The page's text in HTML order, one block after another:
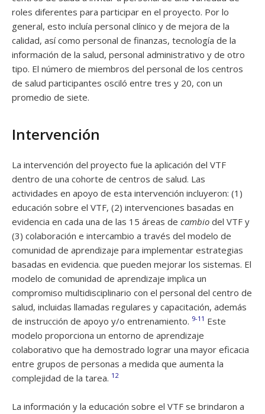
roles diferentes para participar en el proyecto. Por lo
general, esto incluía personal clínico y de mejora de la
calidad, así como personal de finanzas, tecnología de la
información de la salud, personal administrativo y de otro
tipo. El número de miembros del personal de los centros
de salud participantes osciló entre tres y 20, con un
promedio de siete.
Intervención
La intervención del proyecto fue la aplicación del VTF
dentro de una cohorte de centros de salud. Las
actividades en apoyo de esta intervención incluyeron: (1)
educación sobre el VTF, (2) intervenciones basadas en
evidencia en cada una de las 15 áreas de cambio del VTF y
(3) colaboración e intercambio a través del modelo de
comunidad de aprendizaje para implementar estrategias
basadas en evidencia. que pueden mejorar los sistemas. El
modelo de comunidad de aprendizaje implica un
compromiso multidisciplinario con el personal del centro de
salud, incluidas llamadas regulares y capacitación, además
de instrucción de apoyo y/o entrenamiento. 9-11 Este
modelo proporciona un entorno de aprendizaje
colaborativo que ha demostrado lograr una mayor eficacia
entre grupos de personas a medida que aumenta la
complejidad de la tarea. 12
La información y la educación sobre el VTF se brindaron a